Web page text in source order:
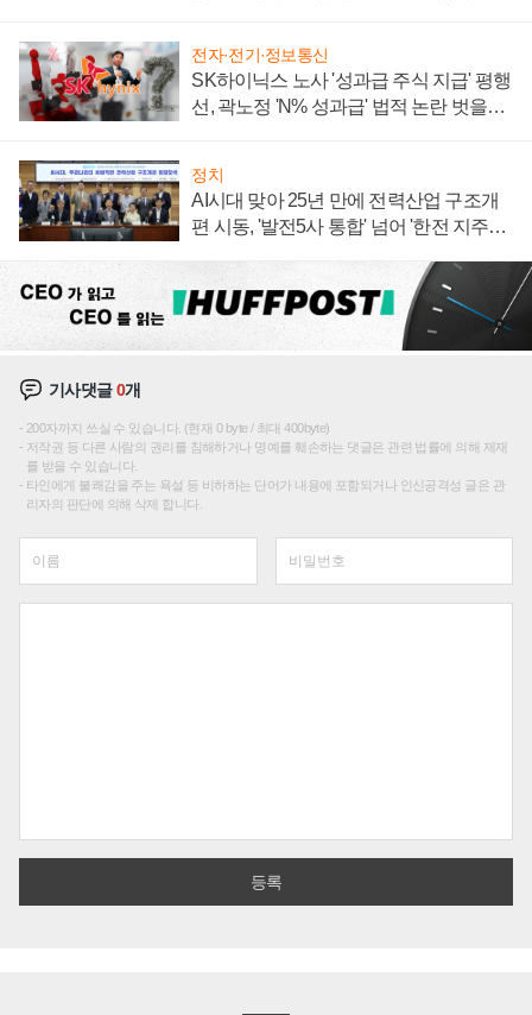
전자·전기·정보통신
SK하이닉스 노사 '성과급 주식 지급' 평행
선, 곽노정 'N% 성과급' 법적 논란 벗을지
정치
AI시대 맞아 25년 만에 전력산업 구조개
편 시동, '발전5사 통합' 넘어 '한전 지주사'
기사댓글0개
200자까지 쓰실 수 있습니다. (현재 0 byte / 최대 400byte)
저작권 등 다른 사람의 권리를 침해하거나 명예를 훼손하는 댓글은 관련 법률에 의해 제재
를 받을 수 있습니다.
타인에게 불쾌감을 주는 욕설 등 비하하는 단어가 내용에 포함되거나 인신공격성 글은 관
리자의 판단에 의해 삭제 합니다.